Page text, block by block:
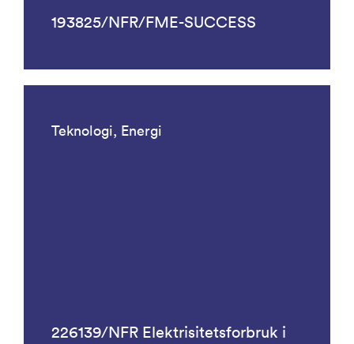
193825/NFR/FME-SUCCESS
Teknologi, Energi
226139/NFR Elektrisitetsforbruk i